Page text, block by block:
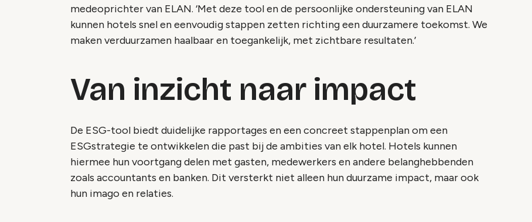
medeoprichter van ELAN. ‘Met deze tool en de persoonlijke ondersteuning van ELAN
kunnen hotels snel en eenvoudig stappen zetten richting een duurzamere toekomst. We
maken verduurzamen haalbaar en toegankelijk, met zichtbare resultaten.’
Van inzicht naar impact
De ESG-tool biedt duidelijke rapportages en een concreet stappenplan om een
ESGstrategie te ontwikkelen die past bij de ambities van elk hotel. Hotels kunnen
hiermee hun voortgang delen met gasten, medewerkers en andere belanghebbenden
zoals accountants en banken. Dit versterkt niet alleen hun duurzame impact, maar ook
hun imago en relaties.